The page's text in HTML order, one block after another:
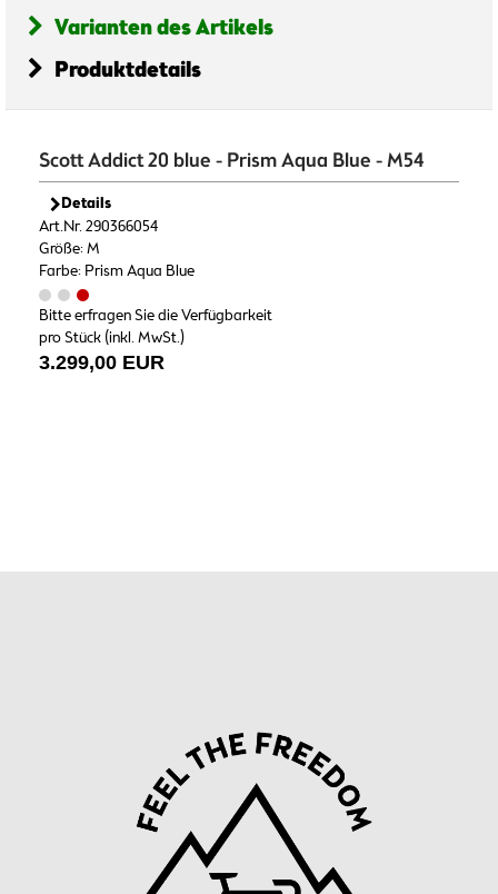
Varianten des Artikels
Produktdetails
Scott Addict 20 blue - Prism Aqua Blue - M54
Details
Art.Nr. 290366054
Größe: M
Farbe: Prism Aqua Blue
Bitte erfragen Sie die Verfügbarkeit
pro Stück (inkl. MwSt.)
3.299,00 EUR